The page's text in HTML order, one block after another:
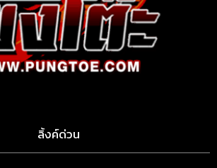
ลิ้งค์ด่วน